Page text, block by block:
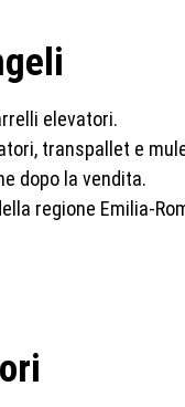
elevatori.
transpallet e
dopo la vendita.
regione Emilia-